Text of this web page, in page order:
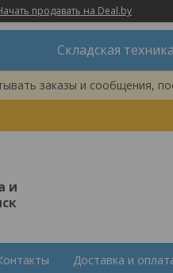
продавать на Deal.by
Складская
заказы и сообщения,
и
Доставка и